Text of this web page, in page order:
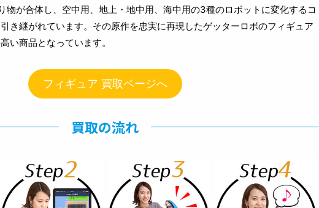
物が合体し、空中用、地上・地中用、海中用の3種のロボットに変化するコ
き継がれています。その原作を忠実に再現したゲッターロボのフィギュア
い商品となっています。
フィギュア 買取ページへ
買取の流れ